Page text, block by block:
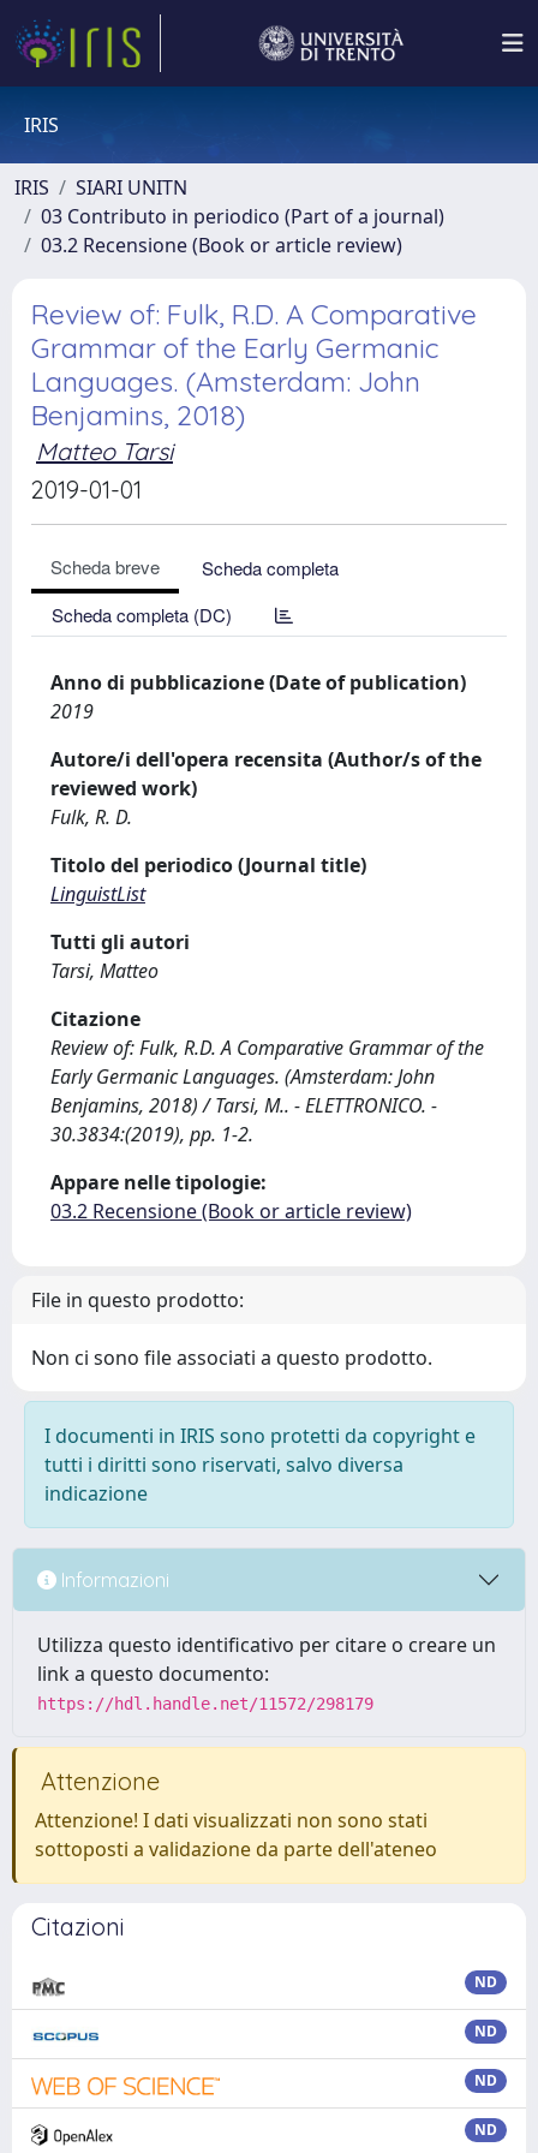
IRIS
IRIS
SIARI UNITN
03 Contributo in periodico (Part of a journal)
03.2 Recensione (Book or article review)
Review of: Fulk, R.D. A Comparative
Grammar of the Early Germanic
Languages. (Amsterdam: John
Benjamins, 2018)
Matteo Tarsi
2019-01-01
Scheda breve
Scheda completa
Scheda completa (DC)
Anno di pubblicazione (Date of publication)
2019
Autore/i dell'opera recensita (Author/s of the
reviewed work)
Fulk, R. D.
Titolo del periodico (Journal title)
LinguistList
Tutti gli autori
Tarsi, Matteo
Citazione
Review of: Fulk, R.D. A Comparative Grammar of the
Early Germanic Languages. (Amsterdam: John
Benjamins, 2018) / Tarsi, M.. - ELETTRONICO. -
30.3834:(2019), pp. 1-2.
Appare nelle tipologie:
03.2 Recensione (Book or article review)
File in questo prodotto:
Non ci sono file associati a questo prodotto.
I documenti in IRIS sono protetti da copyright e
tutti i diritti sono riservati, salvo diversa
indicazione
Informazioni
Utilizza questo identificativo per citare o creare un
link a questo documento:
https://hdl.handle.net/11572/298179
Attenzione
Attenzione! I dati visualizzati non sono stati
sottoposti a validazione da parte dell'ateneo
Citazioni
ND
ND
ND
ND